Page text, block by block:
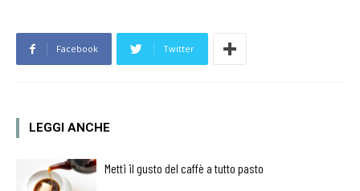
Facebook Twitter
LEGGI ANCHE
Metti il gusto del caffè a tutto pasto